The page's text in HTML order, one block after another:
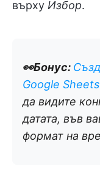
върху Избор.
👀Бонус:
Google Sheets
да видите
датата, във
формат на